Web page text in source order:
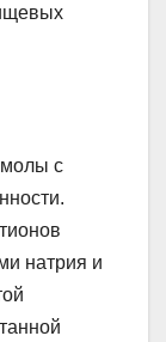
с
натрия и